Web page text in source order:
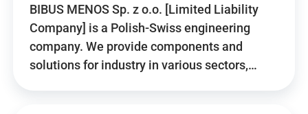
BIBUS MENOS Sp. z o.o. [Limited Liability
Company] is a Polish-Swiss engineering
company. We provide components and
solutions for industry in various sectors,…